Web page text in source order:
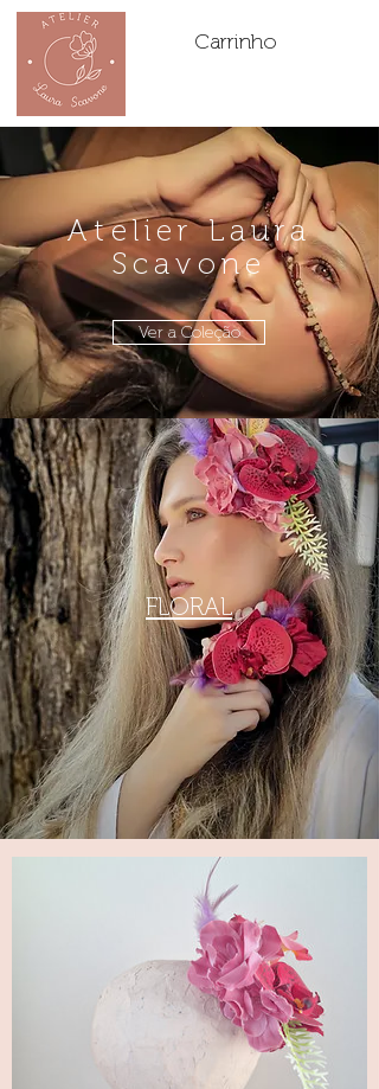
Carrinho
Atelier Laura
Scavone
Ver a Coleção
FLORAL